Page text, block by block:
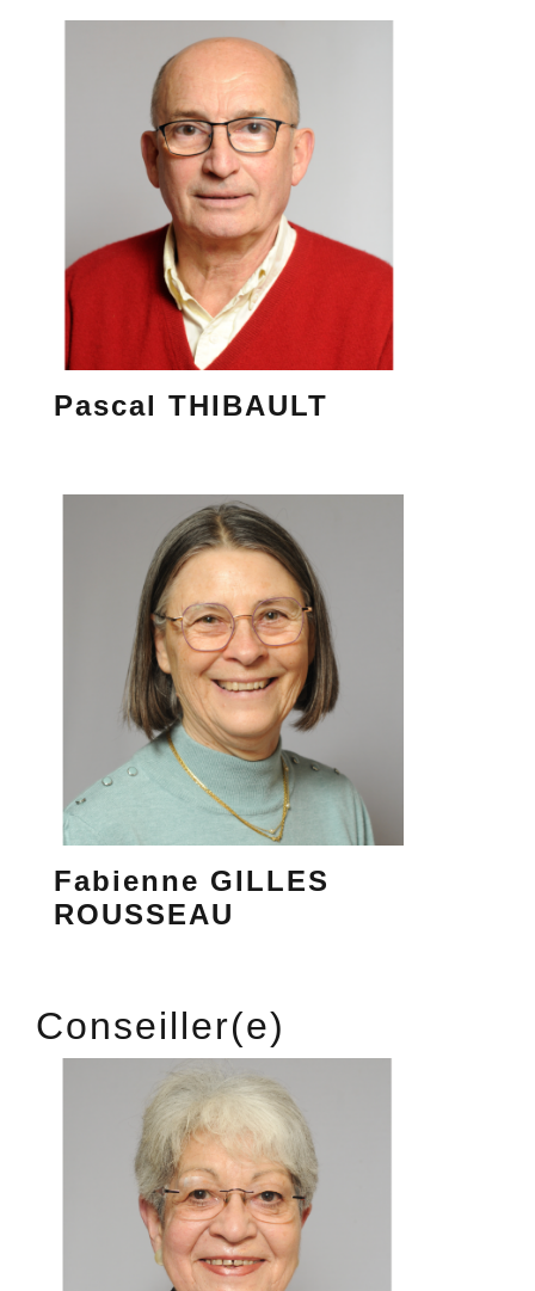
Pascal THIBAULT
Fabienne GILLES
ROUSSEAU
Conseiller(e)